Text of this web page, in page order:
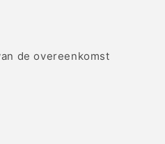
de overeenkomst